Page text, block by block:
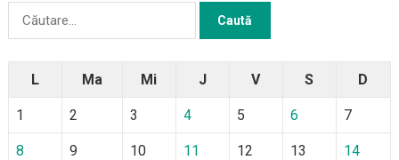
Caută
L Ma Mi J V S D
1 2 3 4 5 6 7
8 9 10 11 12 13 14